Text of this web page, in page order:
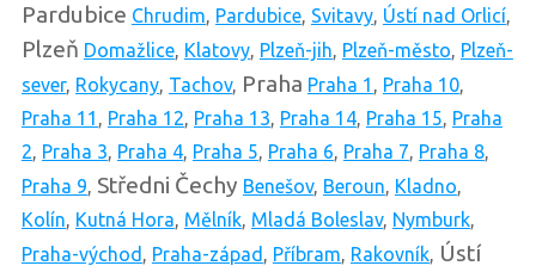
Pardubice Chrudim, Pardubice, Svitavy, Ústí nad Orlicí,
Plzeň Domažlice, Klatovy, Plzeň-jih, Plzeň-město, Plzeň-
sever, Rokycany, Tachov, Praha Praha 1 , Praha 10,
Praha 11 , Praha 12, Praha 13, Praha 14, Praha 15, Praha
2, Praha 3, Praha 4, Praha 5, Praha 6, Praha 7, Praha 8,
Praha 9, Středni Čechy Benešov, Beroun, Kladno,
Kolín, Kutná Hora, Mělník, Mladá Boleslav, Nymburk,
Praha-východ , Praha-západ , Příbram, Rakovník, Ústí